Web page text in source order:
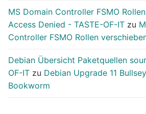
MS Domain Controller FSMO
Access Denied - TASTE-OF-IT zu
Controller FSMO Rollen
Debian Übersicht Paketquellen
OF-IT zu Debian Upgrade 11
Bookworm